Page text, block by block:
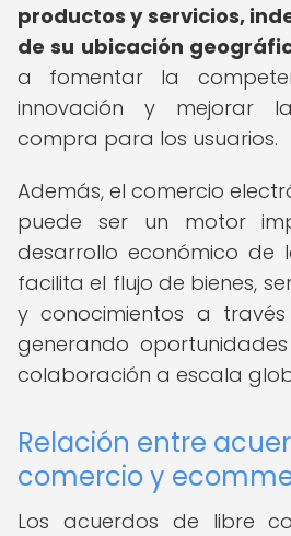
productos y servicios,
de su ubicación
a fomentar la
innovación y mejorar
compra para los usuarios.
Además, el comercio
puede ser un motor
desarrollo económico de
facilita el flujo de bienes,
y conocimientos a
generando
colaboración a escala
Relación entre
comercio y
Los acuerdos de libre